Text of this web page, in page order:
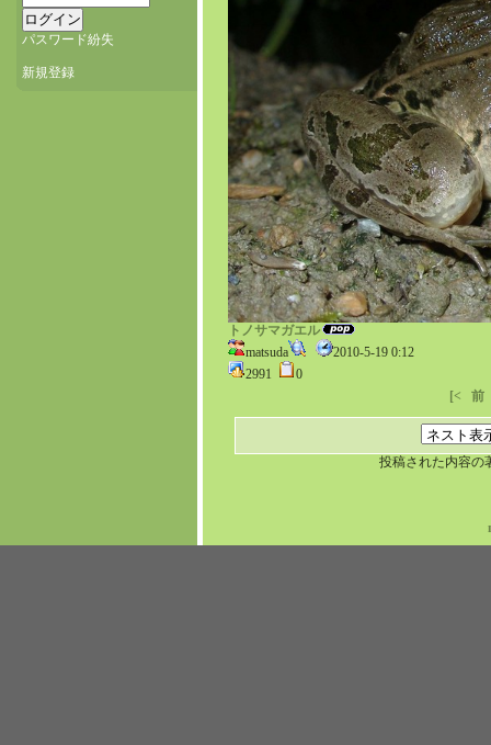
パスワード紛失
新規登録
トノサマガエル
matsuda
2010-5-19 0:12
2991
0
[<
前
投稿された内容の